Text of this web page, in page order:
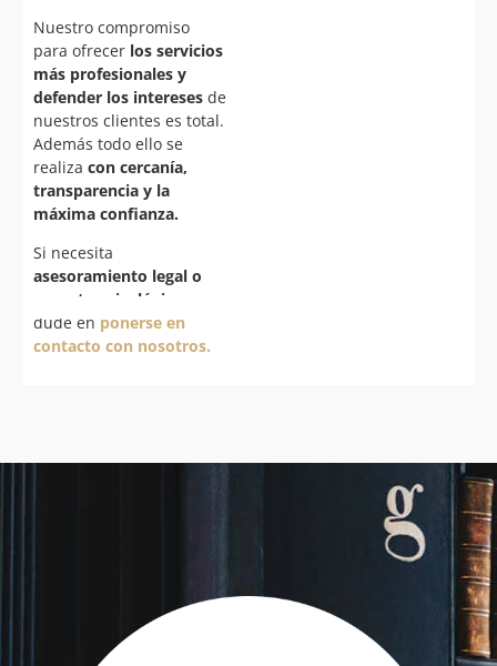
Nuestro compromiso
para ofrecer los servicios
más profesionales y
defender los intereses de
nuestros clientes es total.
Además todo ello se
realiza con cercanía,
transparencia y la
máxima confianza.
Si necesita
asesoramiento legal o
soporte psicológico
dude en ponerse en
contacto con nosotros.